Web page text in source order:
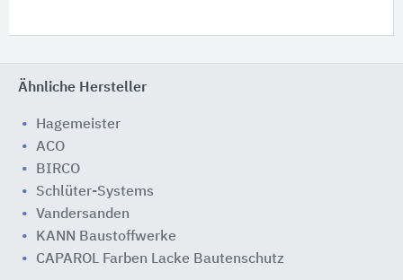
Ähnliche Hersteller
Hagemeister
ACO
BIRCO
Schlüter-Systems
Vandersanden
KANN Baustoffwerke
CAPAROL Farben Lacke Bautenschutz